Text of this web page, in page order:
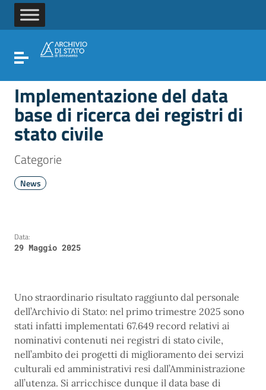
Vai ai contenuti
Vai al menu di navigazione
Vai al footer
Attiva / disattiva la navigazione
Implementazione del data
base di ricerca dei registri di
stato civile
Categorie
News
Data:
29 Maggio 2025
Uno straordinario risultato raggiunto dal personale
dell’Archivio di Stato: nel primo trimestre 2025 sono
stati infatti implementati 67.649 record relativi ai
nominativi contenuti nei registri di stato civile,
nell’ambito dei progetti di miglioramento dei servizi
culturali ed amministrativi resi dall’Amministrazione
all’utenza. Si arricchisce dunque il data base di